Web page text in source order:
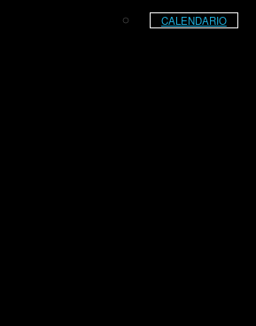
CALENDARIO